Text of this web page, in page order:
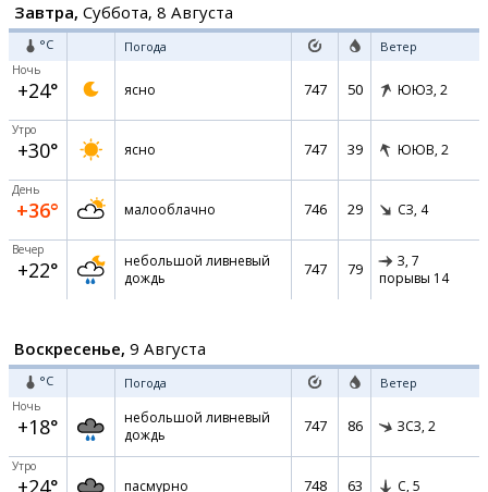
Завтра, Суббота, 8 Августа
°C Погода Ветер
Ночь
+24° ясно 747 50 ЮЮЗ, 2
Утро
+30° ясно 747 39 ЮЮВ, 2
День
+36° малооблачно 746 29 СЗ, 4
Вечер
+22°
небольшой ливневый
дождь
747 79 З, 7
порывы 14
Воскресенье, 9 Августа
°C Погода Ветер
Ночь
+18°
небольшой ливневый
дождь
747 86 ЗСЗ, 2
Утро
+24° пасмурно 748 63 С, 5